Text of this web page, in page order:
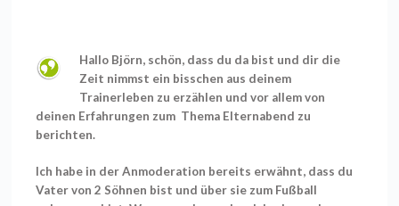
Hallo Björn, schön, dass du da bist und dir die
Zeit nimmst ein bisschen aus deinem
Trainerleben zu erzählen und vor allem von
deinen Erfahrungen zum Thema Elternabend zu
berichten.
Ich habe in der Anmoderation bereits erwähnt, dass du
Vater von 2 Söhnen bist und über sie zum Fußball